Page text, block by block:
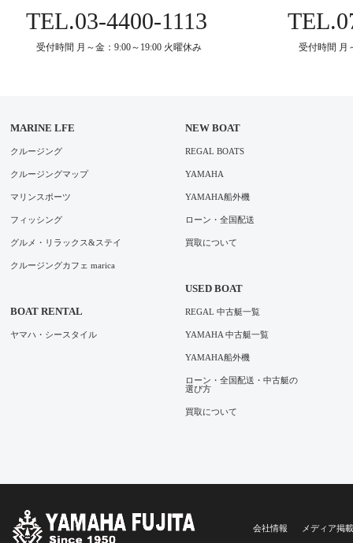
TEL.03-4400-1113
受付時間 月～金：9:00～19:00 火曜休み
TEL.
受付時間 月
MARINE LFE
クルージング
クルージングマップ
マリンスポーツ
フィッシング
グルメ・リラックス&ステイ
クルージングカフェ marica
BOAT RENTAL
ヤマハ・シースタイル
NEW BOAT
REGAL BOATS
YAMAHA
YAMAHA船外機
ローン・全国配送
買取について
USED BOAT
REGAL 中古艇一覧
YAMAHA 中古艇一覧
YAMAHA船外機
ローン・全国配送・中古艇の
選び方
買取について
会社情報 メディア掲